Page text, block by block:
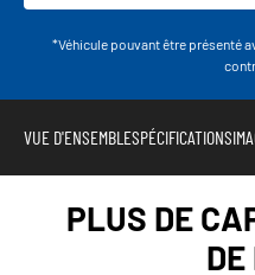
*Véhicule pouvant être présenté
VUE D'ENSEMBLESPÉCIFICATIONS
PLUS DE